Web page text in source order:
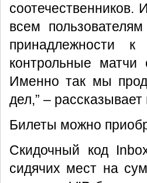
соотечественников.
всем
принадлежности
контрольные
Именно так мы
дел,” –
Билеты можно
Скидочный код
сидячих мест на